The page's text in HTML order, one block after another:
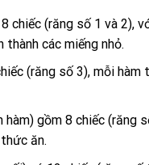
chiếc (răng số 1 và 2),
các miếng nhỏ.
(răng số 3), mỗi hàm
gồm 8 chiếc (răng
ăn.